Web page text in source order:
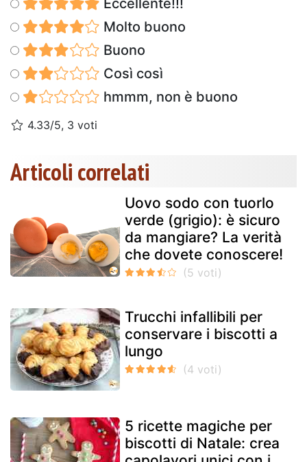
Eccellente!!!
Molto buono
Buono
Così così
hmmm, non è buono
4.33/5, 3 voti
Articoli correlati
Uovo sodo con tuorlo
verde (grigio): è sicuro
da mangiare? La verità
che dovete conoscere!
Trucchi infallibili per
conservare i biscotti a
lungo
5 ricette magiche per
biscotti di Natale: crea